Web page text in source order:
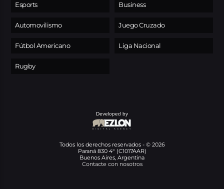
Esports
Automovilismo
Fútbol Americano
Rugby
Business
Juego Cruzado
Liga Nacional
Developed by
Todos los derechos reservados - © 2026
Paraná 830 4° (C1017AAR)
Buenos Aires, Argentina
Contacte con nosotros